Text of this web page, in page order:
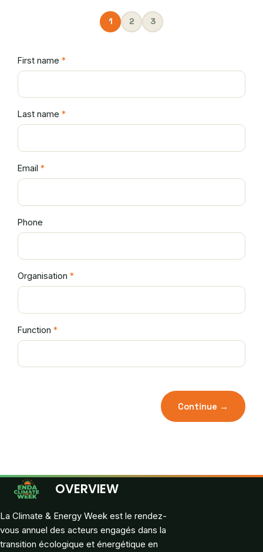
1 2 3
First name *
Last name *
Email *
Phone
Organisation *
Function *
Continue →
OVERVIEW
La Climate & Energy Week est le rendez-
vous annuel des acteurs engagés dans la
transition écologique et énergétique en